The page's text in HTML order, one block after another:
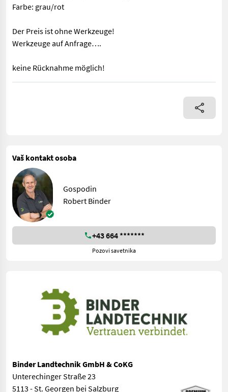
Farbe: grau/rot
Der Preis ist ohne Werkzeuge!
Werkzeuge auf Anfrage….
keine Rücknahme möglich!
Sie suchen das Multitalent: geringstes Einsatzgewicht
Vaš kontakt osoba
Gospodin
Robert Binder
+43 664 *******
Pozovi savetnika
Binder Landtechnik GmbH & CoKG
Unterechinger Straße 23
5113 - St. Georgen bei Salzburg